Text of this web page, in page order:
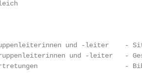
und -leiter    -
und -leiter   -
-